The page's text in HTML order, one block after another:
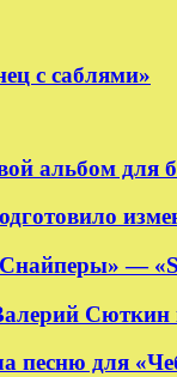
с саблями»
альбом для
—
Сюткин
песню для